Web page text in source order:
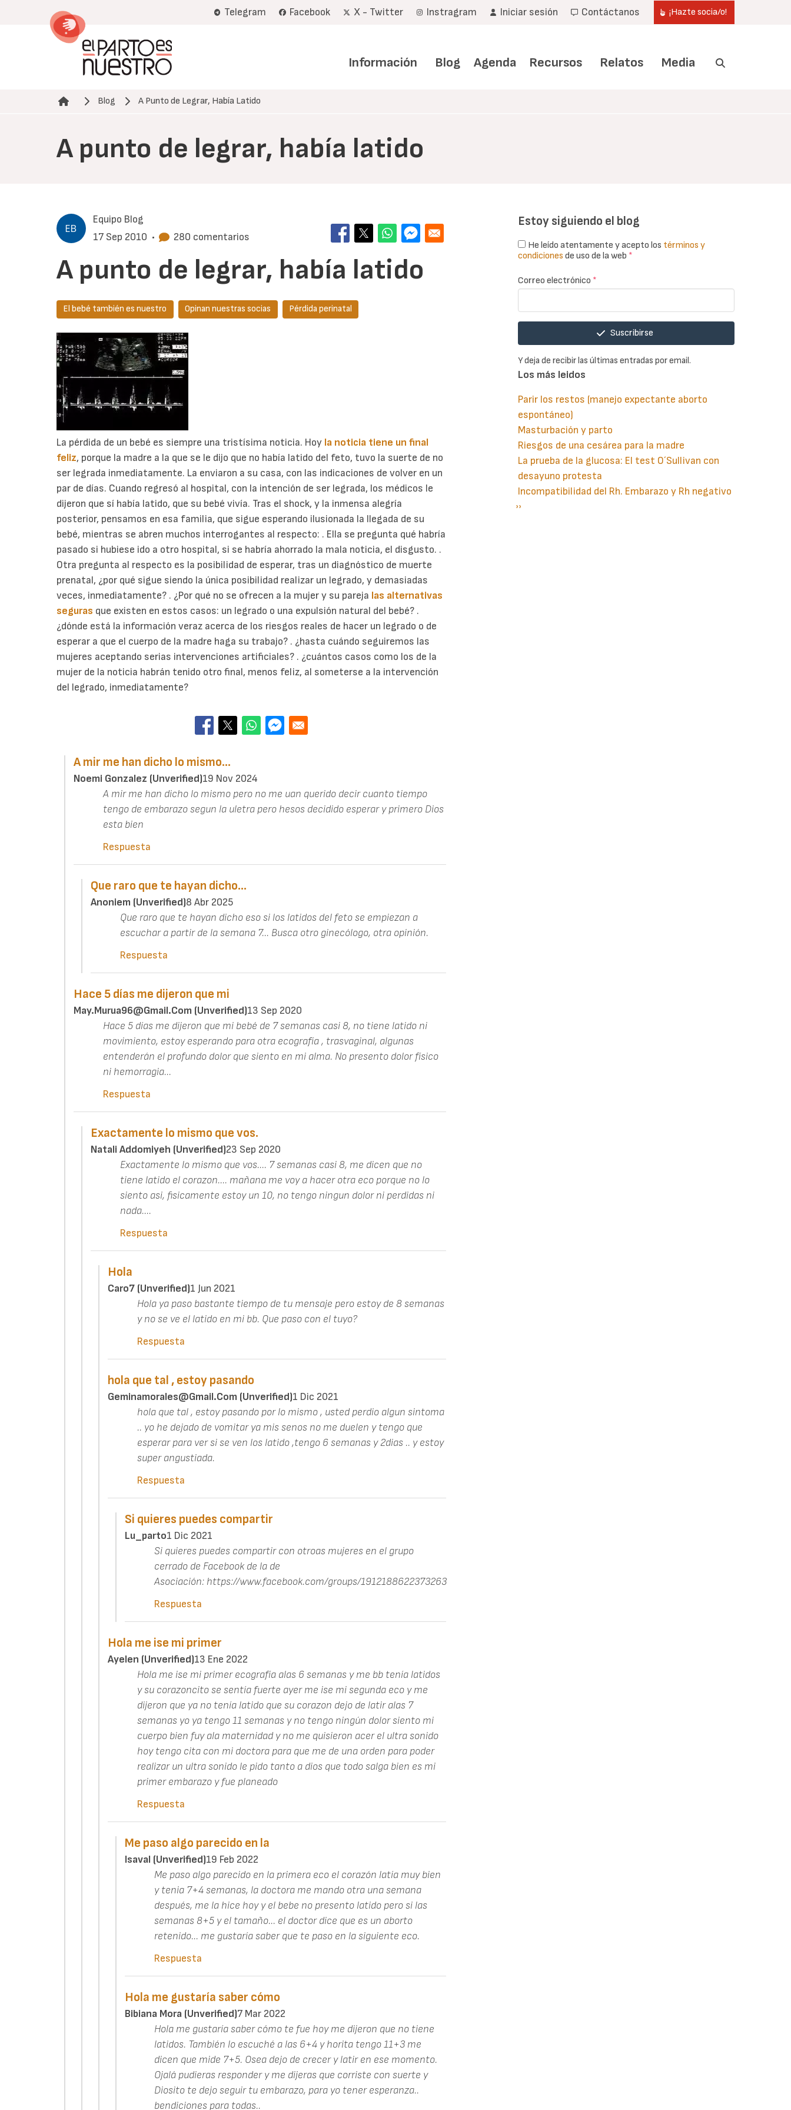
Telegram Facebook X - Twitter Instragram Iniciar sesión Contáctanos ¡Hazte socia/o!
Información Blog Agenda Recursos Relatos Media
Ruta de navegación
Blog A Punto de Legrar, Había Latido
A punto de legrar, había latido
Equipo Blog
17 Sep 2010 • 280 comentarios
A punto de legrar, había latido
El bebé también es nuestro Opinan nuestras socias Pérdida perinatal
La pérdida de un bebé es siempre una tristísima noticia. Hoy la noticia tiene un final
feliz, porque la madre a la que se le dijo que no había latido del feto, tuvo la suerte de no
ser legrada inmediatamente. La enviaron a su casa, con las indicaciones de volver en un
par de días. Cuando regresó al hospital, con la intención de ser legrada, los médicos le
dijeron que sí había latido, que su bebé vivía. Tras el shock, y la inmensa alegría
posterior, pensamos en esa familia, que sigue esperando ilusionada la llegada de su
bebé, mientras se abren muchos interrogantes al respecto: . Ella se pregunta qué habría
pasado si hubiese ido a otro hospital, si se habría ahorrado la mala noticia, el disgusto. .
Otra pregunta al respecto es la posibilidad de esperar, tras un diagnóstico de muerte
prenatal, ¿por qué sigue siendo la única posibilidad realizar un legrado, y demasiadas
veces, inmediatamente? . ¿Por qué no se ofrecen a la mujer y su pareja las alternativas
seguras que existen en estos casos: un legrado o una expulsión natural del bebé? .
¿dónde está la información veraz acerca de los riesgos reales de hacer un legrado o de
esperar a que el cuerpo de la madre haga su trabajo? . ¿hasta cuándo seguiremos las
mujeres aceptando serias intervenciones artificiales? . ¿cuántos casos como los de la
mujer de la noticia habrán tenido otro final, menos feliz, al someterse a la intervención
del legrado, inmediatamente?
A mir me han dicho lo mismo…
Noemi Gonzalez (unverified)19 Nov 2024
A mir me han dicho lo mismo pero no me uan querido decir cuanto tiempo
tengo de embarazo segun la uletra pero hesos decidido esperar y primero Dios
esta bien
Respuesta
Que raro que te hayan dicho…
Anoniem (unverified)8 Abr 2025
Que raro que te hayan dicho eso si los latidos del feto se empiezan a
escuchar a partir de la semana 7... Busca otro ginecólogo, otra opinión.
Respuesta
Hace 5 días me dijeron que mi
May.murua96@gmail.com (unverified)13 Sep 2020
Hace 5 días me dijeron que mi bebé de 7 semanas casi 8, no tiene latido ni
movimiento, estoy esperando para otra ecografía , trasvaginal, algunas
entenderán el profundo dolor que siento en mi alma. No presento dolor físico
ni hemorragia...
Respuesta
Exactamente lo mismo que vos.
Natali Addomiyeh (unverified)23 Sep 2020
Exactamente lo mismo que vos.... 7 semanas casi 8, me dicen que no
tiene latido el corazon.... mañana me voy a hacer otra eco porque no lo
siento asi, fisicamente estoy un 10, no tengo ningun dolor ni perdidas ni
nada....
Respuesta
Hola
Caro7 (unverified)1 Jun 2021
Hola ya paso bastante tiempo de tu mensaje pero estoy de 8 semanas
y no se ve el latido en mi bb. Que paso con el tuyo?
Respuesta
hola que tal , estoy pasando
Geminamorales@gmail.com (unverified)1 Dic 2021
hola que tal , estoy pasando por lo mismo , usted perdio algun sintoma
.. yo he dejado de vomitar ya mis senos no me duelen y tengo que
esperar para ver si se ven los latido ,tengo 6 semanas y 2dias .. y estoy
super angustiada.
Respuesta
Si quieres puedes compartir
Lu_parto1 Dic 2021
Si quieres puedes compartir con otroas mujeres en el grupo
cerrado de Facebook de la de
Asociación: https://www.facebook.com/groups/1912188622373263
Respuesta
Hola me ise mi primer
Ayelen (unverified)13 Ene 2022
Hola me ise mi primer ecografía alas 6 semanas y me bb tenía latidos
y su corazoncito se sentía fuerte ayer me ise mi segunda eco y me
dijeron que ya no tenía latido que su corazon dejo de latir alas 7
semanas yo ya tengo 11 semanas y no tengo ningún dolor siento mi
cuerpo bien fuy ala maternidad y no me quisieron acer el ultra sonido
hoy tengo cita con mi doctora para que me de una orden para poder
realizar un ultra sonido le pido tanto a dios que todo salga bien es mi
primer embarazo y fue planeado
Respuesta
Me paso algo parecido en la
Isaval (unverified)19 Feb 2022
Me paso algo parecido en la primera eco el corazón latía muy bien
y tenia 7+4 semanas, la doctora me mando otra una semana
después, me la hice hoy y el bebe no presento latido pero si las
semanas 8+5 y el tamaño... el doctor dice que es un aborto
retenido... me gustaría saber que te paso en la siguiente eco.
Respuesta
Hola me gustaría saber cómo
Bibiana Mora (unverified)7 Mar 2022
Hola me gustaría saber cómo te fue hoy me dijeron que no tiene
latidos. También lo escuché a las 6+4 y horita tengo 11+3 me
dicen que mide 7+5. Osea dejo de crecer y latir en ese momento.
Ojalá pudieras responder y me dijeras que corriste con suerte y
Diosito te dejo seguir tu embarazo, para yo tener esperanza..
bendiciones para todas..
Estoy siguiendo el blog
He leído atentamente y acepto los términos y
condiciones de uso de la web *
Correo electrónico *
Suscribirse
Y deja de recibir las últimas entradas por email.
Los más leidos
Parir los restos (manejo expectante aborto
espontáneo)
Masturbación y parto
Riesgos de una cesárea para la madre
La prueba de la glucosa: El test O´Sullivan con
desayuno protesta
Incompatibilidad del Rh. Embarazo y Rh negativo
Paginación
Siguiente
››